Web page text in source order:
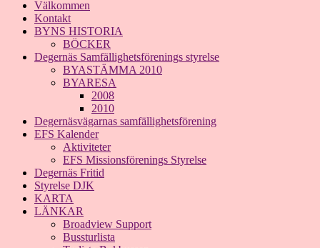
Välkommen
Kontakt
BYNS HISTORIA
BÖCKER
Degernäs Samfällighetsförenings styrelse
BYASTÄMMA 2010
BYARESA
2008
2010
Degernäsvägarnas samfällighetsförening
EFS Kalender
Aktiviteter
EFS Missionsförenings Styrelse
Degernäs Fritid
Styrelse DJK
KARTA
LÄNKAR
Broadview Support
Bussturlista